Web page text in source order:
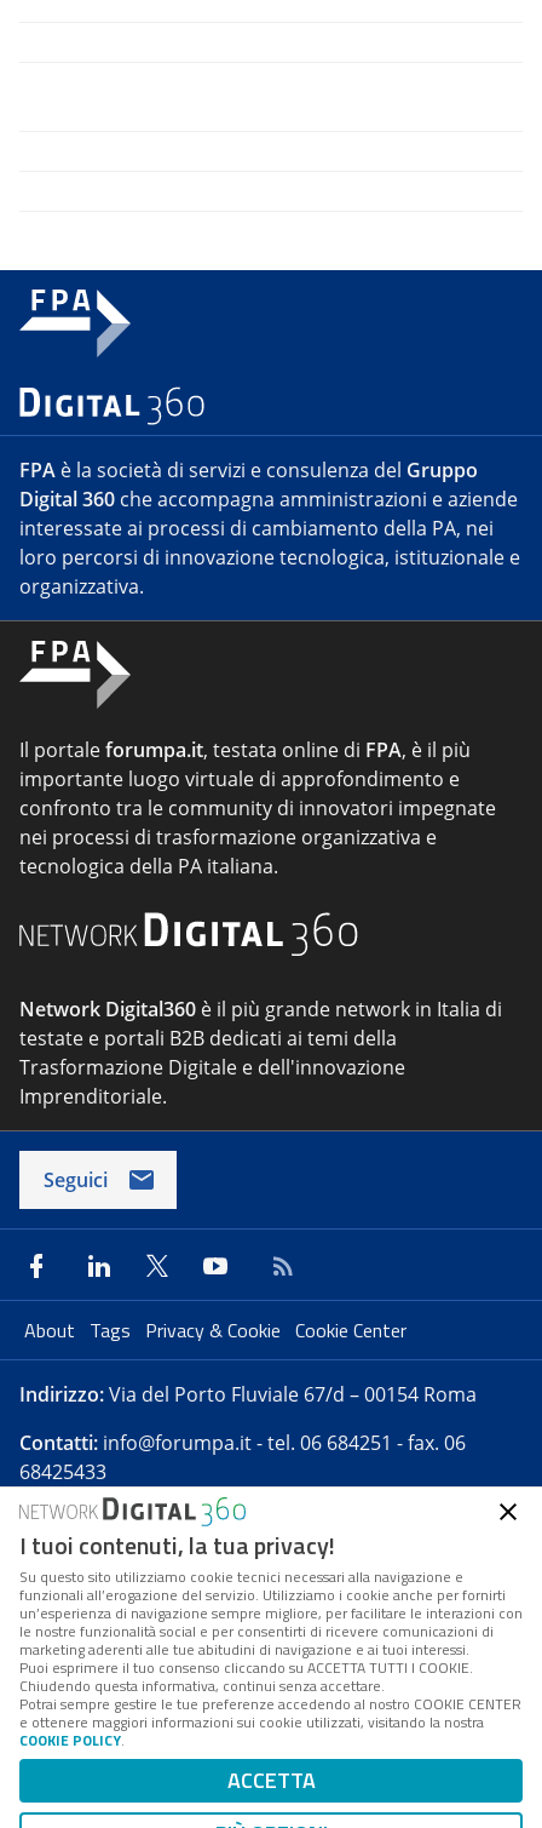
FPA è la società di servizi e consulenza del Gruppo
Digital 360 che accompagna amministrazioni e aziende
interessate ai processi di cambiamento della PA, nei
loro percorsi di innovazione tecnologica, istituzionale e
organizzativa.
Il portaleforumpa.it, testata online di FPA, è il più
importante luogo virtuale di approfondimento e
confronto tra le community di innovatori impegnate
nei processi di trasformazione organizzativa e
tecnologica della PA italiana.
Network Digital360 è il più grande network in Italia di
testate e portali B2B dedicati ai temi della
Trasformazione Digitale e dell'innovazione
Imprenditoriale.
Seguici
About Tags Privacy & Cookie Cookie Center
Indirizzo:Via del Porto Fluviale 67/d – 00154 Roma
Contatti: info@forumpa.it- tel. 06 684251 - fax. 06
68425433
Forumpa.itè una pubblicazione telematica iscritta
presso Registro della stampa del Tribunale di Roma -
Reg. n. 182 del 2 maggio 2008 - Direttore resp. Michela
Stentella
FPA s.r.l. è società soggetta a Direzione e
Coordinamento da parte di Digital360 S.p.A. - FPA s.r.l.
è un'azienda certificata per il sistema di management
Codice Fiscale/Partita IVA n. 10693191008 - R.E.A. Roma
n. 1249791. ISP AWS
I tuoi contenuti, la tua privacy!
Su questo sito utilizziamo cookie tecnici necessari alla navigazione e
funzionali all’erogazione del servizio. Utilizziamo i cookie anche per fornirti
un’esperienza di navigazione sempre migliore, per facilitare le interazioni con
le nostre funzionalità social e per consentirti di ricevere comunicazioni di
marketing aderenti alle tue abitudini di navigazione e ai tuoi interessi.
Puoi esprimere il tuo consenso cliccando su ACCETTA TUTTI I COOKIE.
Chiudendo questa informativa, continui senza accettare.
Potrai sempre gestire le tue preferenze accedendo al nostro COOKIE CENTER
e ottenere maggiori informazioni sui cookie utilizzati, visitando la nostra
COOKIE POLICY.
ACCETTA